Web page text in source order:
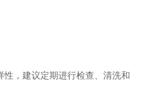
，建议定期进行检查、清洗和